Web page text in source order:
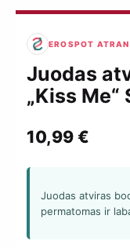
EROSPOT
Juodas
„Kiss Me“
10,99€
Juodas atviras
permatomas ir